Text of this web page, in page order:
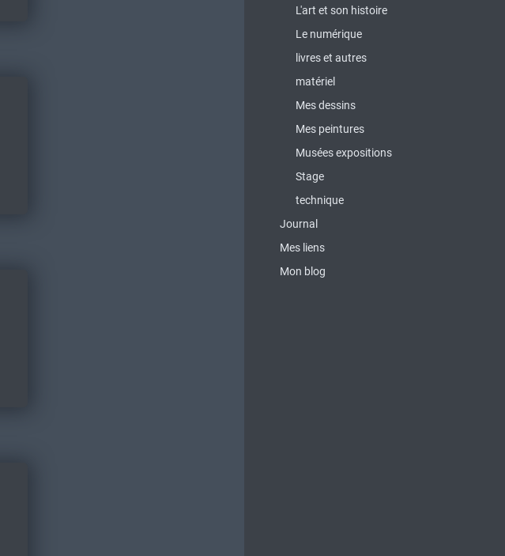
L'art et son histoire
Le numérique
livres et autres
matériel
Mes dessins
Mes peintures
Musées expositions
Stage
technique
Journal
Mes liens
Mon blog